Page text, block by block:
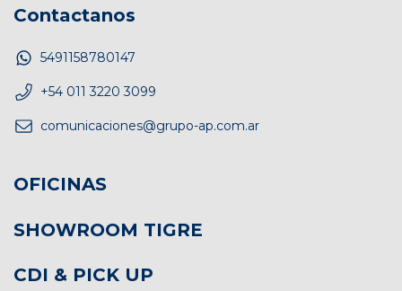
Contactanos
5491158780147
+54 011 3220 3099
comunicaciones@grupo-ap.com.ar
OFICINAS
SHOWROOM TIGRE
CDI & PICK UP